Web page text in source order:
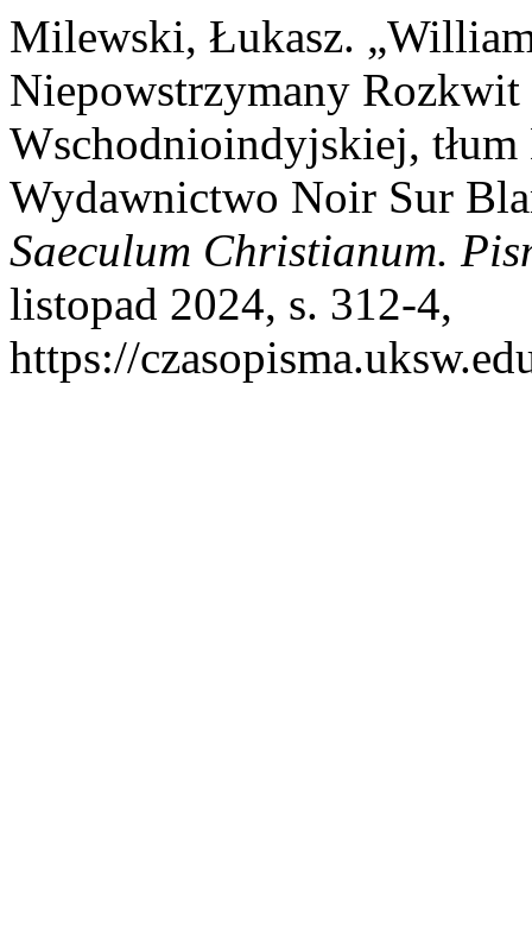
Milewski, Łukasz.
Niepowstrzymany
Wschodnioindyjskiej,
Wydawnictwo Noir Sur
Saeculum Christianum.
listopad 2024, s. 312-4,
https://